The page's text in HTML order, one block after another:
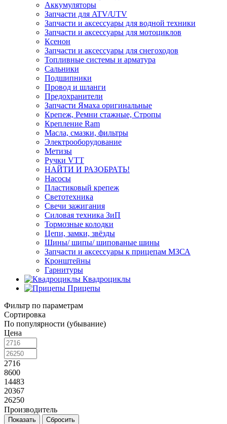
Аккумуляторы
Запчасти для ATV/UTV
Запчасти и аксессуары для водной техники
Запчасти и аксессуары для мотоциклов
Ксенон
Запчасти и аксессуары для снегоходов
Топливные системы и арматура
Сальники
Подшипники
Провод и шланги
Предохранители
Запчасти Ямаха оригинальные
Крепеж, Ремни стажные, Стропы
Крепление Ram
Масла, смазки, фильтры
Электрооборудование
Метизы
Ручки VTT
НАЙТИ И РАЗОБРАТЬ!
Насосы
Пластиковый крепеж
Светотехника
Свечи зажигания
Силовая техника ЗиП
Тормозные колодки
Цепи, замки, звёзды
Шины/ шипы/ шипованые шины
Запчасти и аксессуары к прицепам МЗСА
Кронштейны
Гарнитуры
Квадроциклы
Прицепы
Фильтр по параметрам
Сортировка
По популярности (убывание)
Цена
2716
8600
14483
20367
26250
Производитель
Сбросить